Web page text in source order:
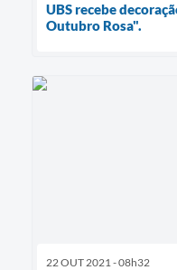
UBS recebe
Outubro Rosa".
22 OUT 2021 - 08h32